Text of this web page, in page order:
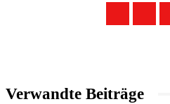
Verwandte Beiträge